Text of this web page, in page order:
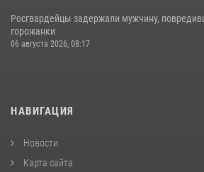
Росгвардейцы задержали мужчину,
горожанки
06 августа 2026, 08:17
НАВИГАЦИЯ
Новости
Карта сайта